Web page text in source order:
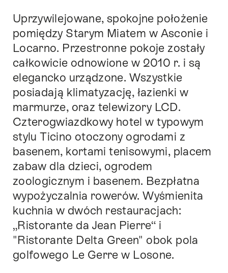
Map
Open
information
about
availability
Contact
Intro
Uprzywilejowane, spokojne położenie
pomiędzy Starym Miatem w Asconie i
Locarno. Przestronne pokoje zostały
całkowicie odnowione w 2010 r. i są
elegancko urządzone. Wszystkie
posiadają klimatyzację, łazienki w
marmurze, oraz telewizory LCD.
Czterogwiazdkowy hotel w typowym
stylu Ticino otoczony ogrodami z
basenem, kortami tenisowymi, placem
zabaw dla dzieci, ogrodem
zoologicznym i basenem. Bezpłatna
wypożyczalnia rowerów. Wyśmienita
kuchnia w dwóch restauracjach:
„Ristorante da Jean Pierre“ i
"Ristorante Delta Green" obok pola
golfowego Le Gerre w Losone.